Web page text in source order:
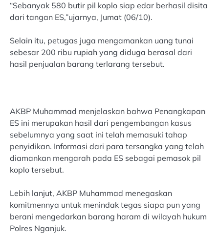
“Sebanyak 580 butir pil koplo siap edar berhasil disita
dari tangan ES,”ujarnya, Jumat (06/10).
Selain itu, petugas juga mengamankan uang tunai
sebesar 200 ribu rupiah yang diduga berasal dari
hasil penjualan barang terlarang tersebut.
AKBP Muhammad menjelaskan bahwa Penangkapan
ES ini merupakan hasil dari pengembangan kasus
sebelumnya yang saat ini telah memasuki tahap
penyidikan. Informasi dari para tersangka yang telah
diamankan mengarah pada ES sebagai pemasok pil
koplo tersebut.
Lebih lanjut, AKBP Muhammad menegaskan
komitmennya untuk menindak tegas siapa pun yang
berani mengedarkan barang haram di wilayah hukum
Polres Nganjuk.